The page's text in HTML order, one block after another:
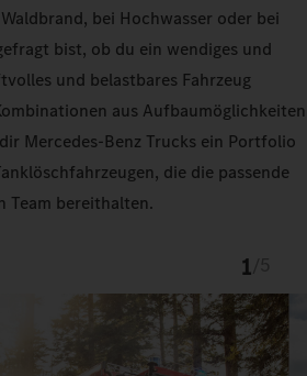
bei Hochwasser oder bei
bist, ob du ein wendiges und
und belastbares Fahrzeug
aus Aufbaumöglichkeiten
Mercedes‑Benz Trucks ein Portfolio
die die passende
Team bereithalten.
1